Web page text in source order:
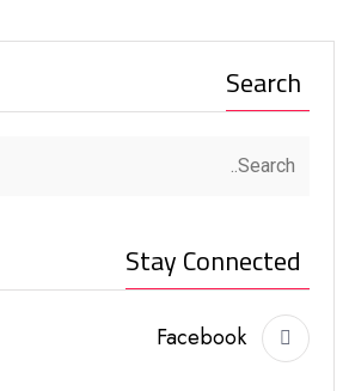
Search
Stay Connected
Facebook